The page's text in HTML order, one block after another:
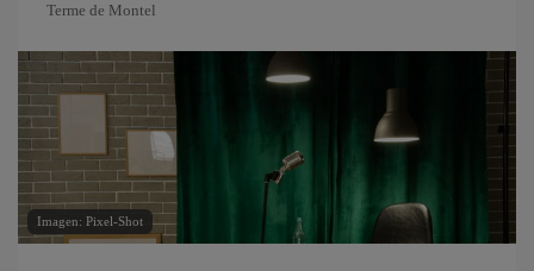
Terme de Montel
Imagen: Pixel-Shot